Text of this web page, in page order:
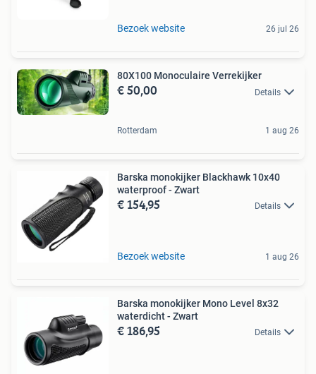
Bezoek website 26 jul 26
80X100 Monoculaire Verrekijker
€ 50,00 Details
Rotterdam 1 aug 26
Barska monokijker Blackhawk 10x40
waterproof - Zwart
€ 154,95 Details
Bezoek website 1 aug 26
Barska monokijker Mono Level 8x32
waterdicht - Zwart
€ 186,95 Details